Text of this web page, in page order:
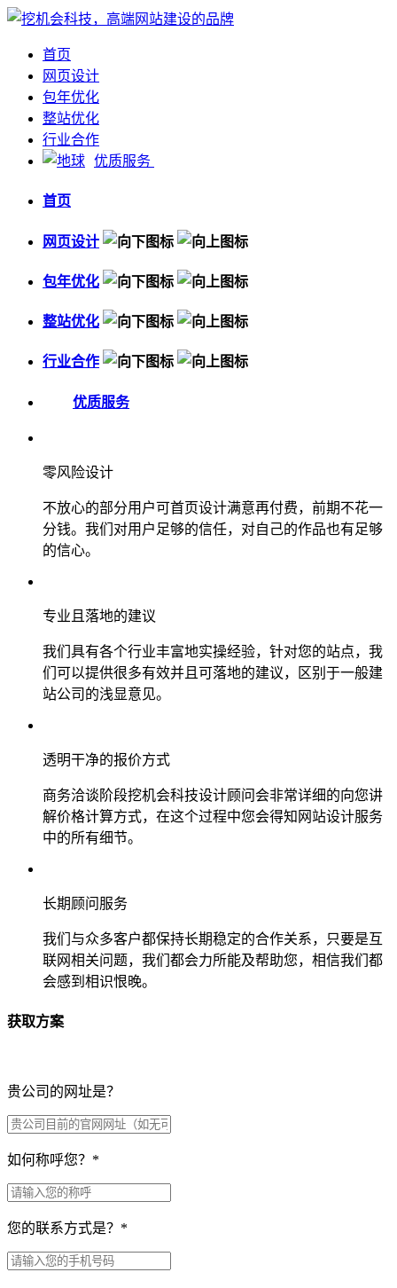
首页
网页设计
包年优化
整站优化
行业合作
优质服务
首页
网页设计
包年优化
整站优化
行业合作
优质服务
零风险设计
不放心的部分用户可首页设计满意再付费，前期不花一
分钱。我们对用户足够的信任，对自己的作品也有足够
的信心。
专业且落地的建议
我们具有各个行业丰富地实操经验，针对您的站点，我
们可以提供很多有效并且可落地的建议，区别于一般建
站公司的浅显意见。
透明干净的报价方式
商务洽谈阶段挖机会科技设计顾问会非常详细的向您讲
解价格计算方式，在这个过程中您会得知网站设计服务
中的所有细节。
长期顾问服务
我们与众多客户都保持长期稳定的合作关系，只要是互
联网相关问题，我们都会力所能及帮助您，相信我们都
会感到相识恨晚。
获取方案
贵公司的网址是？
如何称呼您？ *
您的联系方式是？ *